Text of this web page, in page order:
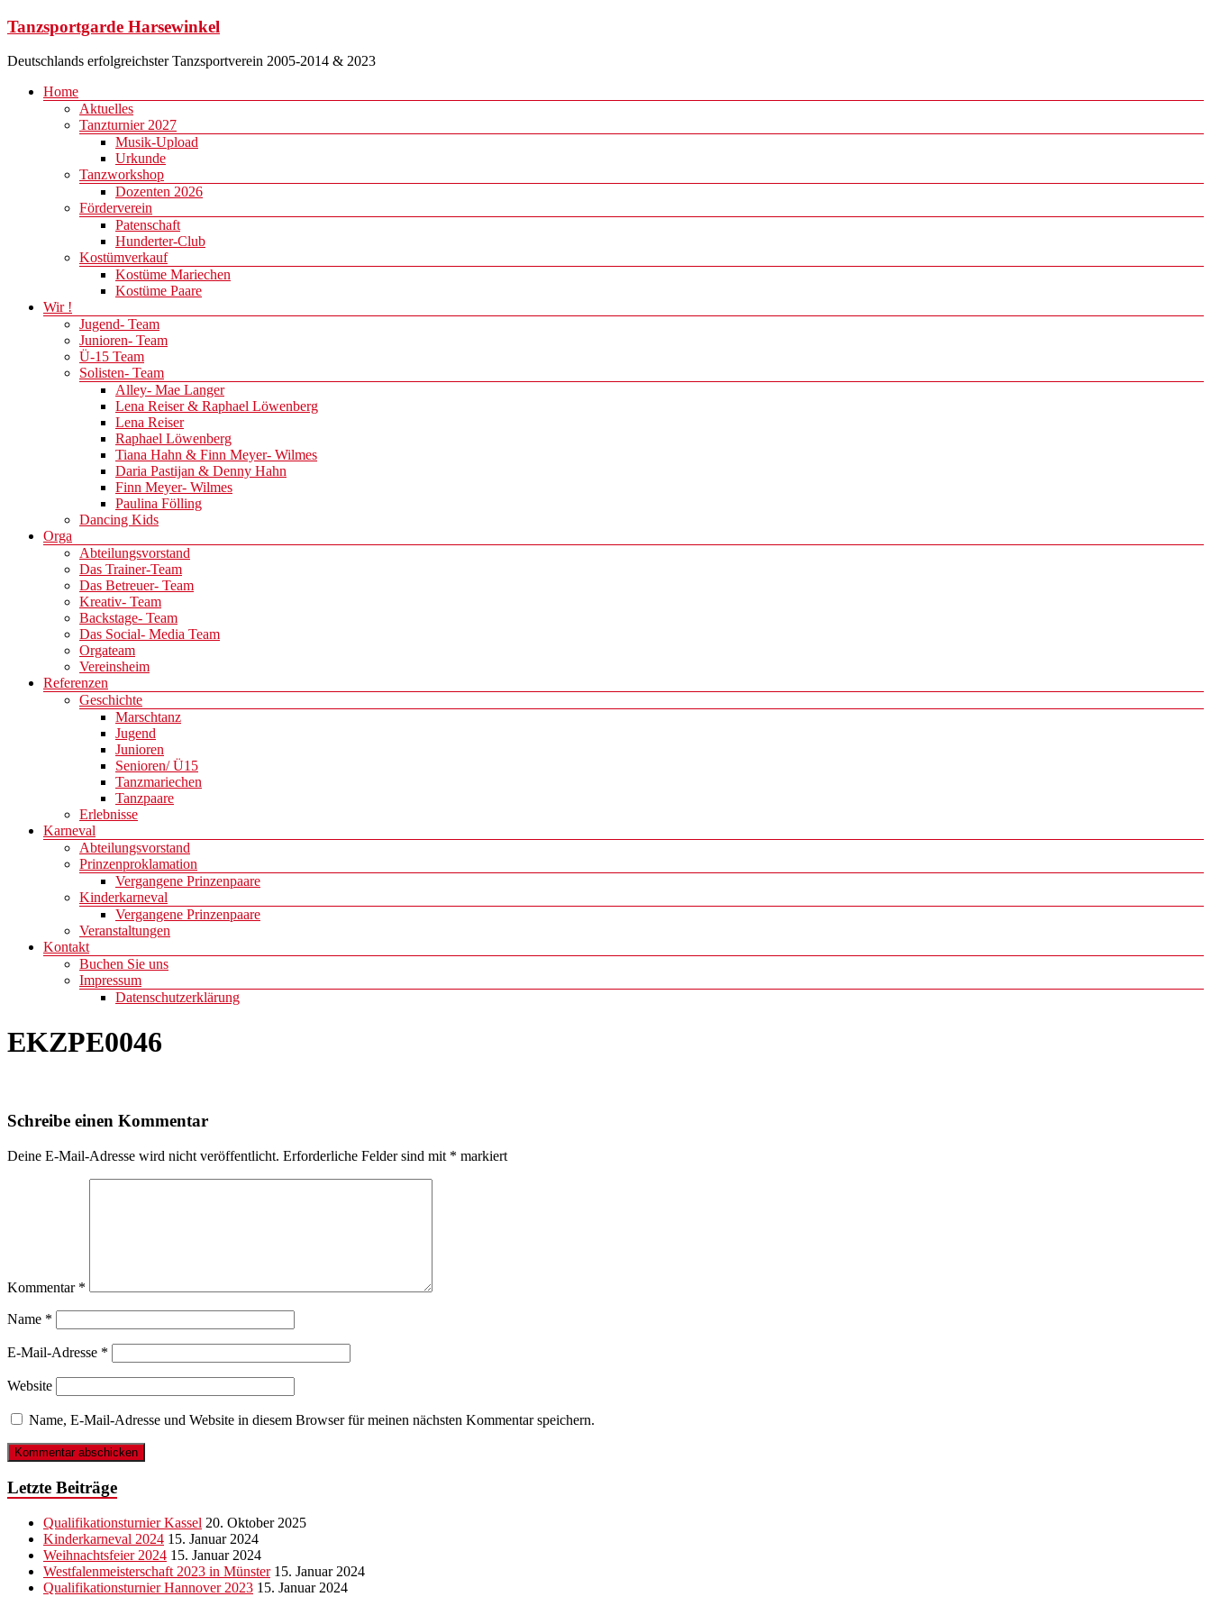
Zum
springen
Tanzsportgarde Harsewinkel
Deutschlands erfolgreichster Tanzsportverein 2005-2014 & 2023
Menü
Home
Aktuelles
Tanzturnier 2027
Musik-Upload
Urkunde
Tanzworkshop
Dozenten 2026
Förderverein
Patenschaft
Hunderter-Club
Kostümverkauf
Kostüme Mariechen
Kostüme Paare
Wir !
Jugend- Team
Junioren- Team
Ü-15 Team
Solisten- Team
Alley- Mae Langer
Lena Reiser & Raphael Löwenberg
Lena Reiser
Raphael Löwenberg
Tiana Hahn & Finn Meyer- Wilmes
Daria Pastijan & Denny Hahn
Finn Meyer- Wilmes
Paulina Fölling
Dancing Kids
Orga
Abteilungsvorstand
Das Trainer-Team
Das Betreuer- Team
Kreativ- Team
Backstage- Team
Das Social- Media Team
Orgateam
Vereinsheim
Referenzen
Geschichte
Marschtanz
Jugend
Junioren
Senioren/ Ü15
Tanzmariechen
Tanzpaare
Erlebnisse
Karneval
Abteilungsvorstand
Prinzenproklamation
Vergangene Prinzenpaare
Kinderkarneval
Vergangene Prinzenpaare
Veranstaltungen
Kontakt
Buchen Sie uns
Impressum
Datenschutzerklärung
EKZPE0046
Schreibe einen Kommentar
Deine E-Mail-Adresse wird nicht veröffentlicht. Erforderliche Felder sind mit * markiert
Kommentar *
Name *
E-Mail-Adresse *
Website
Name, E-Mail-Adresse und Website in diesem Browser für meinen nächsten Kommentar speichern.
Letzte Beiträge
Qualifikationsturnier Kassel 20. Oktober 2025
Kinderkarneval 2024 15. Januar 2024
Weihnachtsfeier 2024 15. Januar 2024
Westfalenmeisterschaft 2023 in Münster 15. Januar 2024
Qualifikationsturnier Hannover 2023 15. Januar 2024